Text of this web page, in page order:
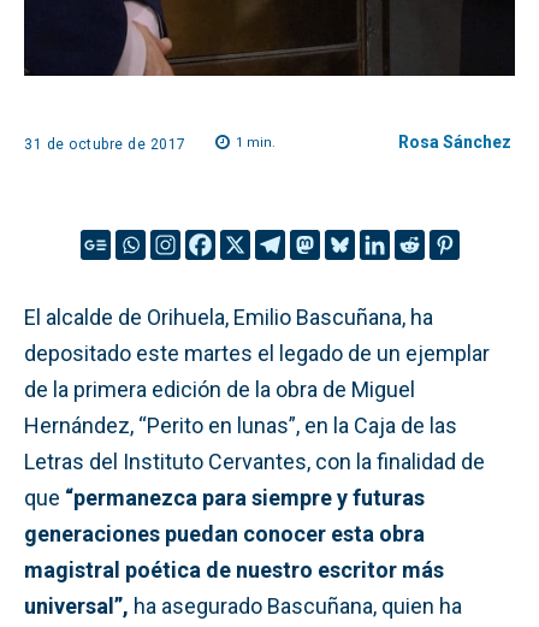
31 de octubre de 2017 1 min. Rosa Sánchez
El alcalde de Orihuela, Emilio Bascuñana, ha
depositado este martes el legado de un ejemplar
de la primera edición de la obra de Miguel
Hernández, “Perito en lunas”, en la Caja de las
Letras del Instituto Cervantes, con la finalidad de
que “permanezca para siempre y futuras
generaciones puedan conocer esta obra
magistral poética de nuestro escritor más
universal”, ha asegurado Bascuñana, quien ha